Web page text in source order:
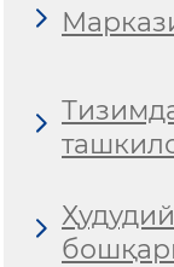
Ҳудудий